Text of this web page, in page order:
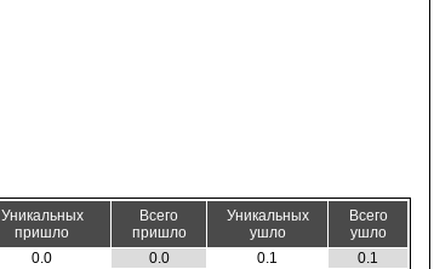
Уникальных
пришло
Всего
пришло
Уникальных
ушло
Всего
ушло
0.0 0.0 0.1
0.1